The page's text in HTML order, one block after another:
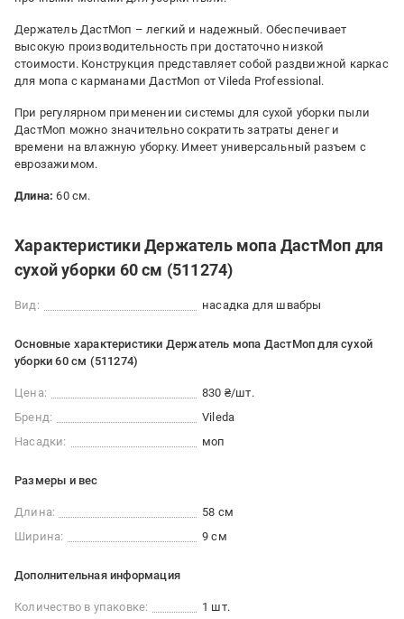
Держатель ДастМоп – легкий и надежный. Обеспечивает
высокую производительность при достаточно низкой
стоимости. Конструкция представляет собой раздвижной каркас
для мопа с карманами ДастМоп от Vileda Professional.
При регулярном применении системы для сухой уборки пыли
ДастМоп можно значительно сократить затраты денег и
времени на влажную уборку. Имеет универсальный разъем с
еврозажимом.
Длина: 60 см.
Характеристики Держатель мопа ДастМоп для
сухой уборки 60 см (511274)
Вид: насадка для швабры
Основные характеристики Держатель мопа ДастМоп для сухой
уборки 60 см (511274)
Цена:
830 ₴/шт.
Бренд:
Vileda
Насадки:
моп
Размеры и вес
Длина:
58 см
Ширина:
9 см
Дополнительная информация
Количество в упаковке:
1 шт.